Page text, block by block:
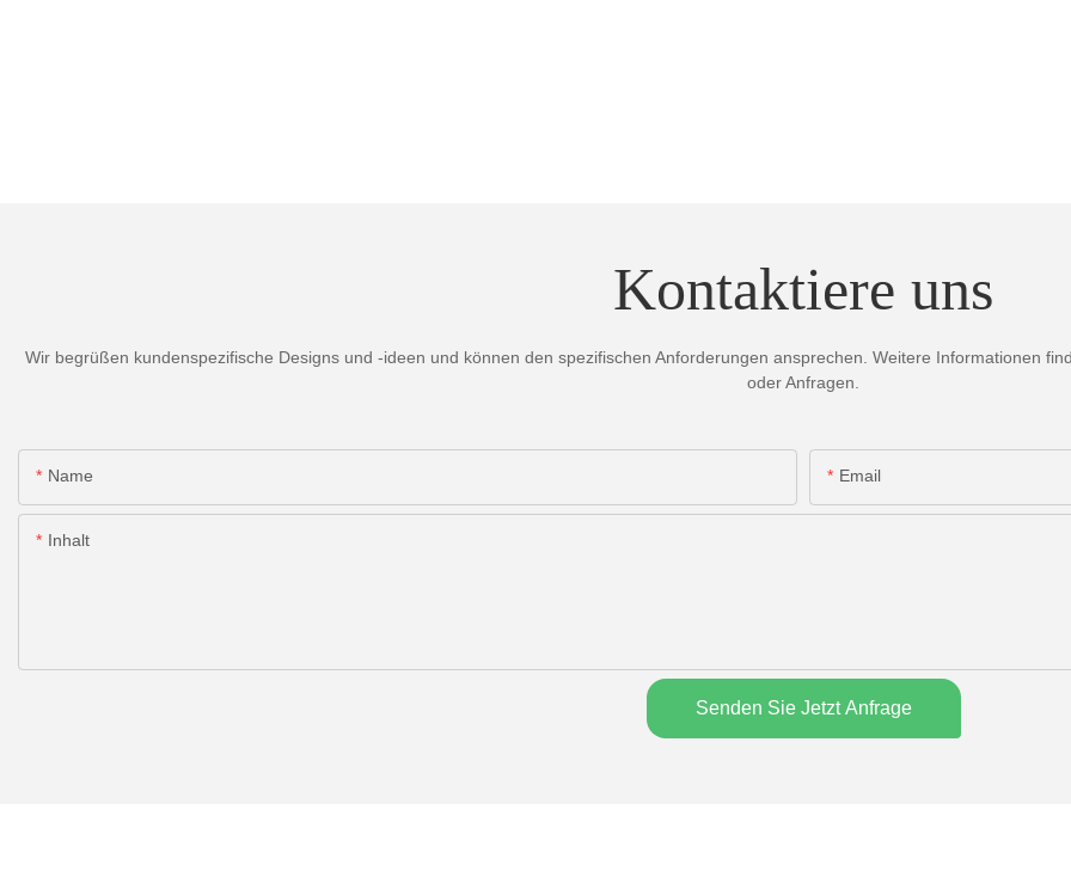
Kontaktiere uns
Wir begrüßen kundenspezifische Designs und -ideen und können den spezifischen Anforderungen ansprechen. Weitere Informationen
oder Anfragen.
Name Email
Inhalt
Senden Sie Jetzt Anfrage